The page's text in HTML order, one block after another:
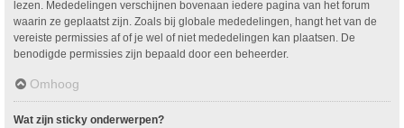
lezen. Mededelingen verschijnen bovenaan iedere pagina van het forum
waarin ze geplaatst zijn. Zoals bij globale mededelingen, hangt het van de
vereiste permissies af of je wel of niet mededelingen kan plaatsen. De
benodigde permissies zijn bepaald door een beheerder.
Omhoog
Wat zijn sticky onderwerpen?